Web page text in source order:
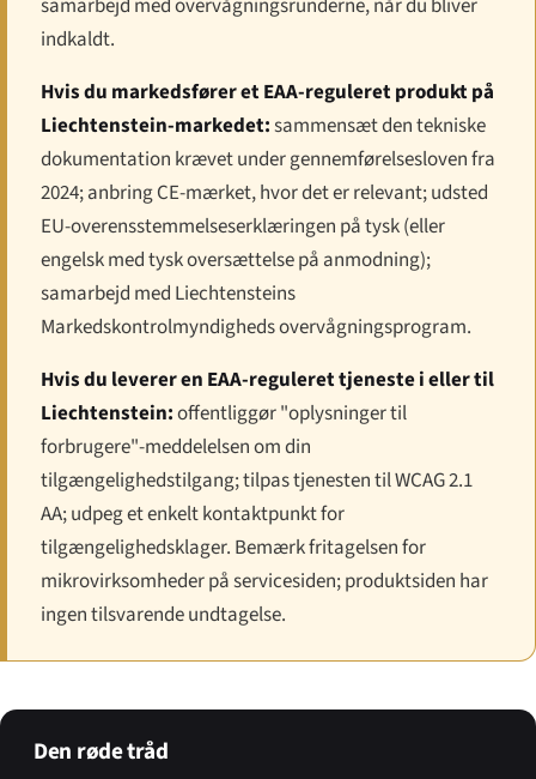
samarbejd med overvågnings­runderne, når du bliver
indkaldt.
Hvis du markedsfører et EAA-reguleret produkt på
Liechtenstein-markedet:sammensæt den tekniske
dokumentation krævet under gennemførel­sesloven fra
2024; anbring CE-mærket, hvor det er relevant; udsted
EU-overensstemmelses­erklæringen på tysk (eller
engelsk med tysk oversættelse på anmodning);
samarbejd med Liechtensteins
Markedskontrol­myndigheds overvågningsprogram.
Hvis du leverer en EAA-reguleret tjeneste i eller til
Liechtenstein:offentliggør "oplysninger til
forbrugere"-meddelelsen om din
tilgængeligheds­tilgang; tilpas tjenesten til WCAG 2.1
AA; udpeg et enkelt kontaktpunkt for
tilgængeligheds­klager. Bemærk fritagelsen for
mikrovirksomheder på servicesiden; produktsiden har
ingen tilsvarende undtagelse.
Den røde tråd